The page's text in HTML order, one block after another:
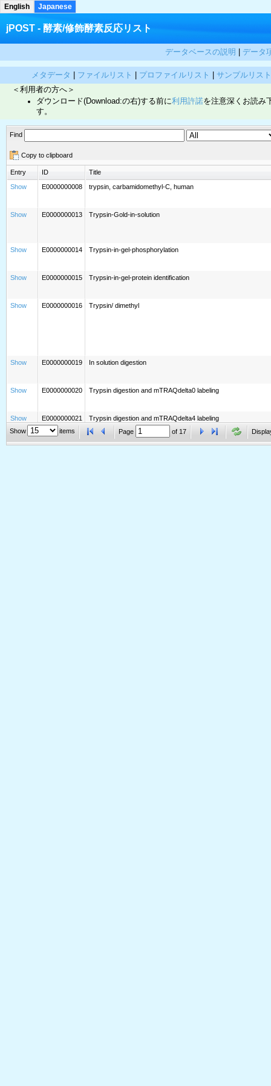
English Japanese
jPOST - 酵素/修飾酵素反応リスト
データベースの説明 データ
メタデータ ファイルリスト プロファイルリスト サンプルリスト
＜利用者の方へ＞
ダウンロード(Download:の右)する前に利用許諾を注意深くお読み
す。
Find
Copy to clipboard
Entry ID
Title
Show
E0000000008 trypsin, carbamidomethyl-C, human
Show E0000000013 Trypsin-Gold-in-solution
Show E0000000014 Trypsin-in-gel-phosphorylation
Show E0000000015 Trypsin-in-gel-protein identification
Show E0000000016 Trypsin/ dimethyl
Show E0000000019 In solution digestion
Show E0000000020 Trypsin digestion and mTRAQdelta0 labeling
Show E0000000021 Trypsin digestion and mTRAQdelta4 labeling
Show E0000000022 Trypsin-Dimethyl (Heavy)
Show items Page of 17